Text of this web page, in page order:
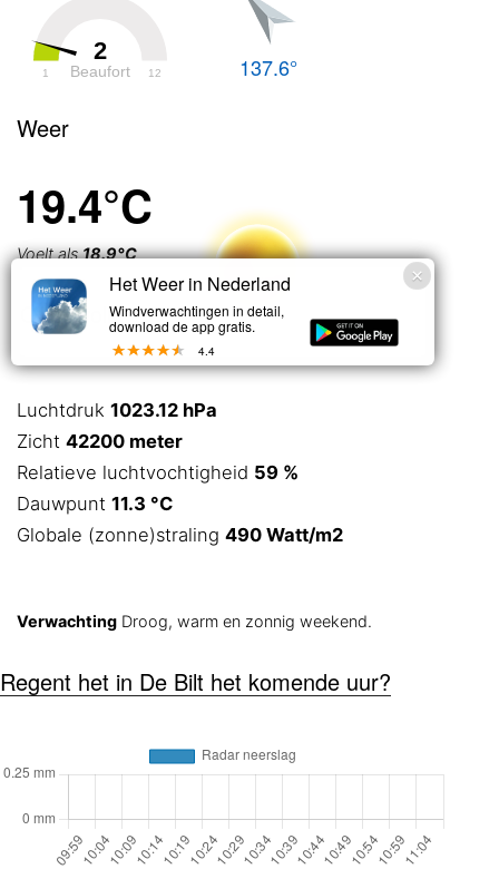
2
Beaufort
1 12 137.6°
Weer
19.4°C
Voelt als18.9°C
Onbewolkt
Luchtdruk 1023.12 hPa
Zicht 42200 meter
Relatieve luchtvochtigheid 59 %
Dauwpunt 11.3 °C
Globale (zonne)straling 490 Watt/m2
Verwachting Droog, warm en zonnig weekend.
Regent het in De Bilt het komende uur?
Het Weer in Nederland
Windverwachtingen in detail,
download de app gratis.
4.4